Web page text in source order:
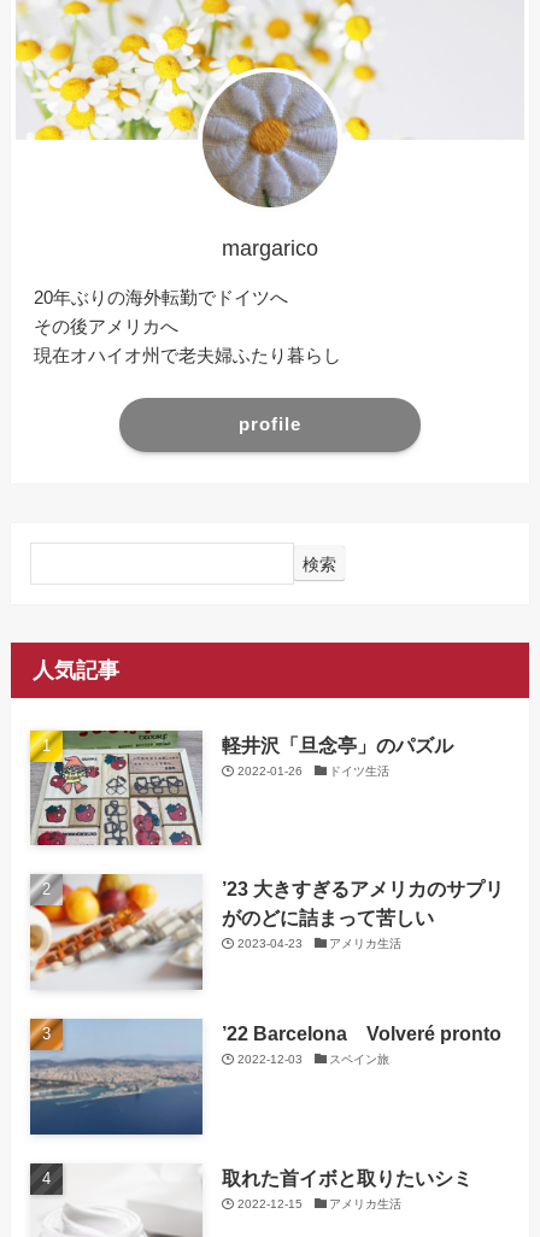
margarico
20年ぶりの海外転勤でドイツへ
その後アメリカへ
現在オハイオ州で老夫婦ふたり暮らし
profile
検索
人気記事
軽井沢「旦念亭」のパズル
2022-01-26 ドイツ生活
’23 大きすぎるアメリカのサプリ
がのどに詰まって苦しい
2023-04-23 アメリカ生活
’22 Barcelona Volveré pronto
2022-12-03 スペイン旅
取れた首イボと取りたいシミ
2022-12-15 アメリカ生活